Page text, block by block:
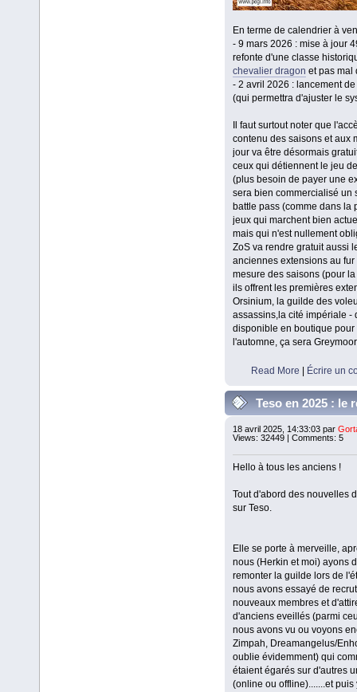
En terme de calendrier à
- 9 mars 2026 : mise à jour
refonte d'une classe
chevalier dragon et pas mal
- 2 avril 2026 : lancement
(qui permettra d'ajuster le
Il faut surtout noter que
contenu des saisons et aux
jour va être désormais
ceux qui détiennent le jeu
(plus besoin de payer une
sera bien commercialisé un
battle pass (comme dans la
jeux qui marchent bien
mais qui n'est nullement
ZoS va rendre gratuit aussi
anciennes extensions au fur
mesure des saisons (pour
ils offrent les premières
Orsinium, la guilde des
assassins,la cité impériale -
disponible en boutique pour
l'automne, ça sera
Read More | Écrire un
Teso en 2025 : le
Culte du Ver
18 avril 2025, 14:33:03 par
Views: 32449 | Comments: 5
Hello à tous les anciens !
Tout d'abord des nouvelles
sur Teso.
Elle se porte à merveille,
nous (Herkin et moi) ayons
remonter la guilde lors de
nous avons essayé de
nouveaux membres et
d'anciens eveillés (parmi
nous avons vu ou voyons
Zimpah, Dreamangelus/
oublie évidemment) qui
étaient égarés sur d'autres
(online ou offline).......et puis